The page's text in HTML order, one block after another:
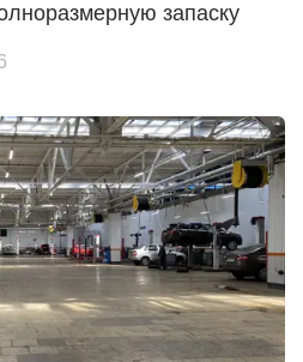
запаску